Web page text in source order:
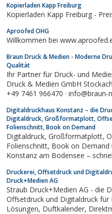
cad technische zeichnungen
großformate laminieren
Kopierladen Kapp Freiburg
Aproofed OHG
Willkommen bei
Braun Druck & Medien - Moderne
Qualität
Ihr Partner für Druck- und
Druck & Medien GmbH
+49 7461 966470 · info@braun-
Digitaldruckhaus Konstanz – die
Digitaldruck, Großformatplott,
Folienschnitt, Book on Demand
Digitaldruck, Großformatplott, Offsetdruck, Lettershop,
Folienschnitt, Book on Demand und Weiterverarbeitung in
Druckerei, Offsetdruck und
Druck+Medien AG
Straub Druck+Medien AG - die
Offsetdruck und Digitaldruck
Lösungen,